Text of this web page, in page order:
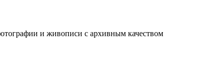
и живописи с архивным качеством